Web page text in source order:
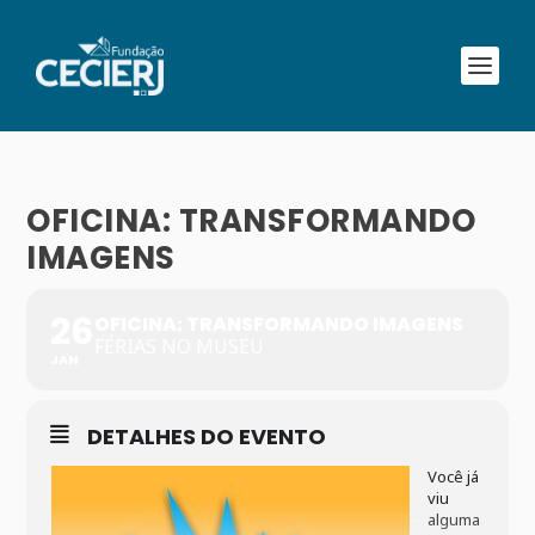
OFICINA: TRANSFORMANDO
IMAGENS
DETALHES DO EVENTO
Você já
viu
alguma